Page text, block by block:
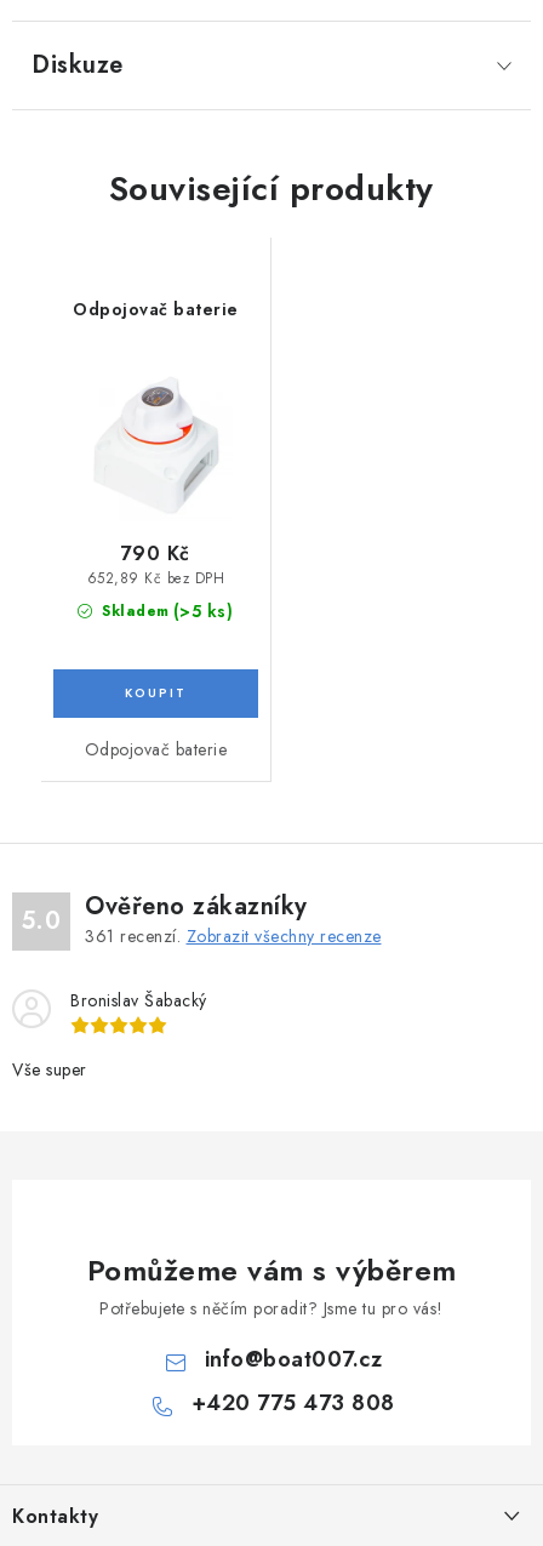
Diskuze
Související produkty
Odpojovač baterie
Skladem (>5 ks)
652,89 Kč bez DPH
790 Kč
Odpojovač baterie
5.0 Ověřeno zákazníky
361 recenzí. Zobrazit všechny recenze
Bronislav Šabacký
Vše super
Pomůžeme vám s výběrem
Potřebujete s něčím poradit? Jsme tu pro vás!
info@boat007.cz
+420 775 473 808
pKontakty